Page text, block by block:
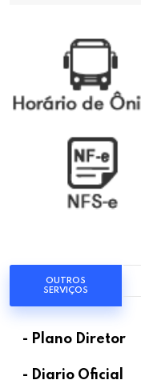
OUTROS
SERVIÇOS
- Plano Diretor
- Diario Oficial